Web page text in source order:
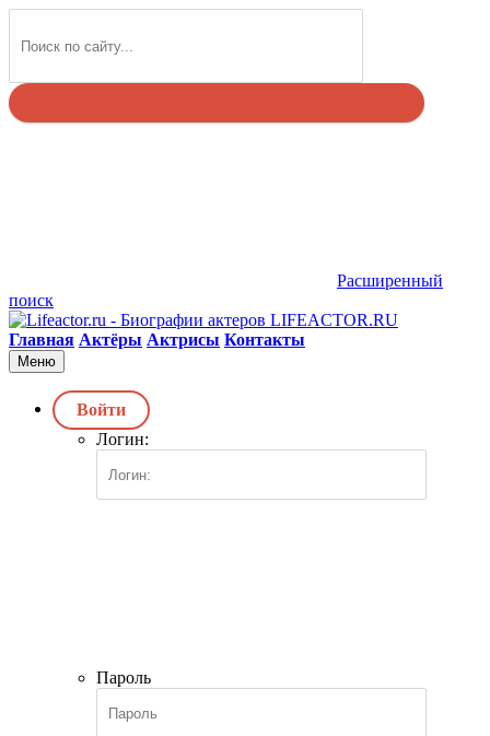
Расширенный
поиск
LIFEACTOR.RU
Главная Актёры Актрисы Контакты
Меню
Войти
Логин:
Пароль